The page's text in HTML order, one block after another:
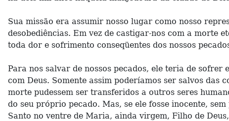
Sua missão era assumir nosso lugar como nosso
desobediências. Em vez de castigar-nos com a morte
toda dor e sofrimento conseqüentes dos nossos
Para nos salvar de nossos pecados, ele teria de
com Deus. Somente assim poderíamos ser salvos das
morte pudessem ser transferidos a outros seres
do seu próprio pecado. Mas, se ele fosse inocente,
Santo no ventre de Maria, ainda virgem, Filho de